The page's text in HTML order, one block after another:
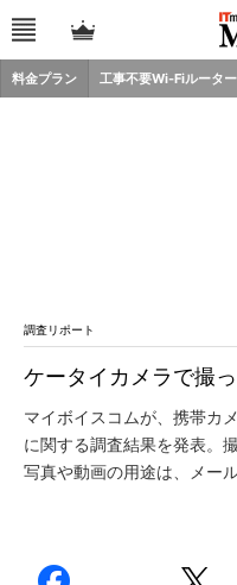
料金プラン 工事不要Wi-Fiルーター
調査リポート
ケータイカメラで撮
マイボイスコムが、携帯カ
に関する調査結果を発表。
写真や動画の用途は、メー